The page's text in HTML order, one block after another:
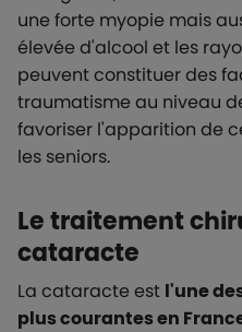
une forte myopie mais
élevée d'alcool et les
peuvent constituer des
traumatisme au niveau
favoriser l'apparition de
les seniors.
Le traitement
cataracte
La cataracte est l'une
plus courantes en